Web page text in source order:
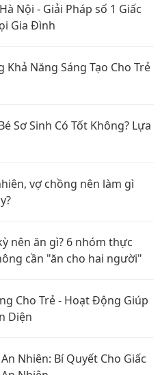
Nội - Giải Pháp số 1 Giấc
Gia Đình
Khả Năng Sáng Tạo Cho Trẻ
Sơ Sinh Có Tốt Không? Lựa
vợ chồng nên làm gì
nên ăn gì? 6 nhóm thực
cần "ăn cho hai người"
Cho Trẻ - Hoạt Động Giúp
Diện
Nhiên: Bí Quyết Cho Giấc